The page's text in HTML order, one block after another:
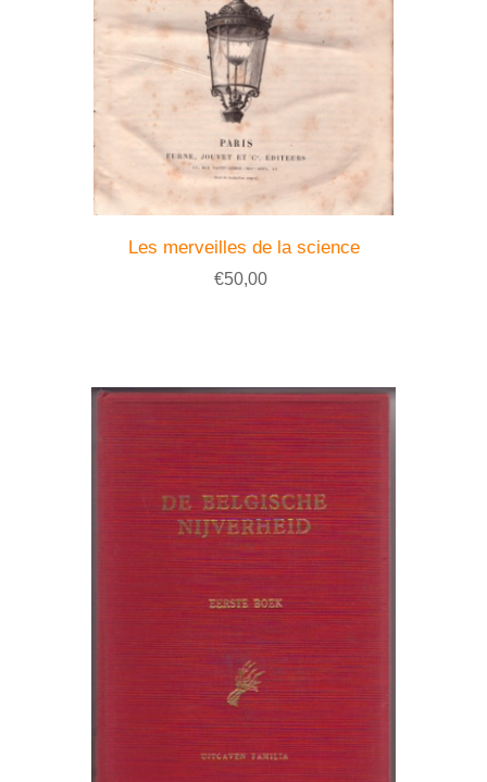
Les merveilles de la science
€50,00